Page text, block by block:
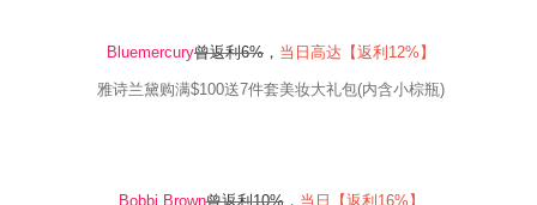
Bluemercury曾返利6% ， 当日高达【返利12% 】
雅诗兰黛购满$100送7件套美妆大礼包(内含小棕瓶)
Bobbi Brown曾返利10%， 当日【返利16% 】